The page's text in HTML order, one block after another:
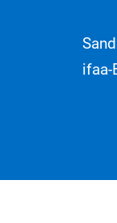
ifaa-